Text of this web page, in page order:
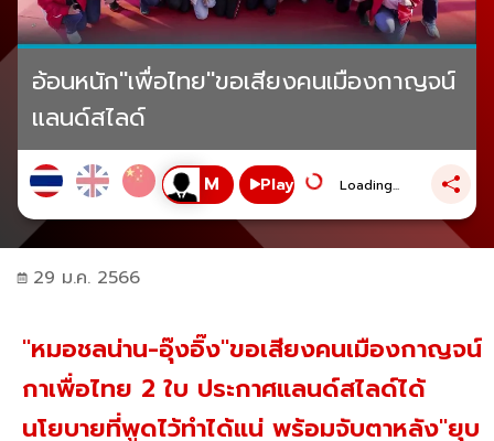
อ้อนหนัก"เพื่อไทย"ขอเสียงคนเมืองกาญจน์
แลนด์สไลด์
Play Loading...
29 ม.ค. 2566
"หมอชลน่าน-อุ๊งอิ๊ง"ขอเสียงคนเมืองกาญจน์
กาเพื่อไทย 2 ใบ ประกาศแลนด์สไลด์ได้
นโยบายที่พูดไว้ทำได้แน่ พร้อมจับตาหลัง"ยุบ